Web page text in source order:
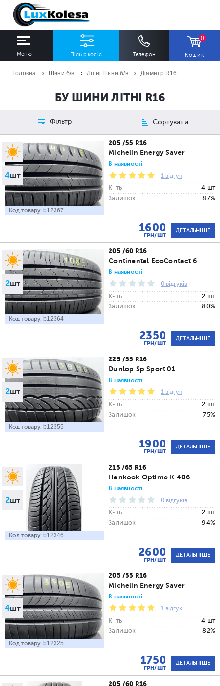
Меню Підбір коліс Телефон
0
Кошик
Всі Всі
Діаметр
Всі
Сезон
Всі
Кількість
Всі
ПІДІБРАТИ
Головна Шини б/в Літні Шини б/в Діаметр R16
БУ ШИНИ ЛІТНІ R16
Фільтр Сортувати
4шт
Код товару: b12367
205 /55 R16
Michelin Energy Saver
В наявності
1 відгук
К-ть
4 шт
Залишок
87%
1600
ГРН/ШТ
ДЕТАЛЬНІШЕ
2шт
Код товару: b12364
205 /60 R16
Continental EcoContact 6
В наявності
0 відгуків
К-ть
2 шт
Залишок
80%
2350
ГРН/ШТ
ДЕТАЛЬНІШЕ
2шт
Код товару: b12355
225 /55 R16
Dunlop Sp Sport 01
В наявності
1 відгук
К-ть
2 шт
Залишок
75%
1900
ГРН/ШТ
ДЕТАЛЬНІШЕ
2шт
Код товару: b12346
215 /65 R16
Hankook Optimo K 406
В наявності
0 відгуків
К-ть
2 шт
Залишок
94%
2600
ГРН/ШТ
ДЕТАЛЬНІШЕ
4шт
Код товару: b12325
205 /55 R16
Michelin Energy Saver
В наявності
1 відгук
К-ть
4 шт
Залишок
82%
1750
ГРН/ШТ
ДЕТАЛЬНІШЕ
205 /60 R16